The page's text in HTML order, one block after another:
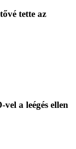
tette az
a leégés ellen